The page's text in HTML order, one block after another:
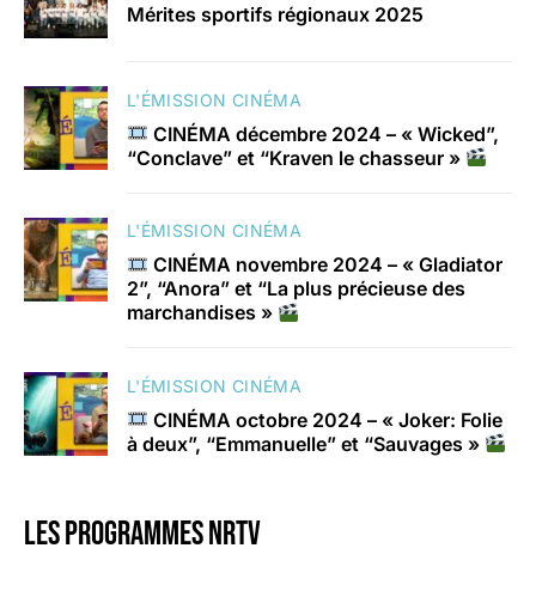
Mérites sportifs régionaux 2025
L'ÉMISSION CINÉMA
CINÉMA décembre 2024 – « Wicked”,
“Conclave” et “Kraven le chasseur »
L'ÉMISSION CINÉMA
CINÉMA novembre 2024 – « Gladiator
2”, “Anora” et “La plus précieuse des
marchandises »
L'ÉMISSION CINÉMA
CINÉMA octobre 2024 – « Joker: Folie
à deux”, “Emmanuelle” et “Sauvages »
Les programmes nrtv